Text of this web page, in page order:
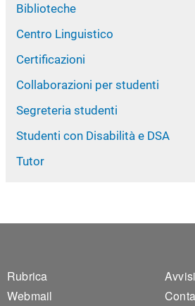
Biblioteche
Centro Linguistico
Certificazioni
Collaborazioni per studenti
Segreteria studenti
Studenti con Disabilità e DSA
Tutor
Footer 1
Rubrica
Webmail
Avvisi